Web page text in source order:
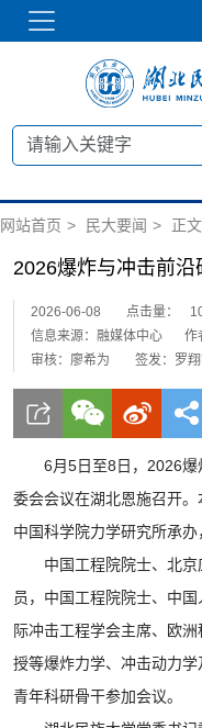
网站首页 > 民大要闻 > 正文
2026爆炸与冲击前
2026-06-08 点击量：
信息来源：融媒体中心
作
审核：廖希为
签发：罗
6月5日至8日，2026
委会会议在湖北恩施召开。
中国科学院力学研究所承办
中国工程院院士、北
员，中国工程院院士、中
际冲击工程学会主席、欧
授等爆炸力学、冲击动力
青年科研骨干参加会议。